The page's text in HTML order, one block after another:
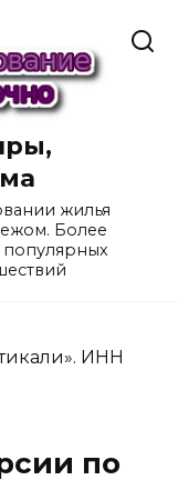
жилья
Более
популярных
ИНН
по